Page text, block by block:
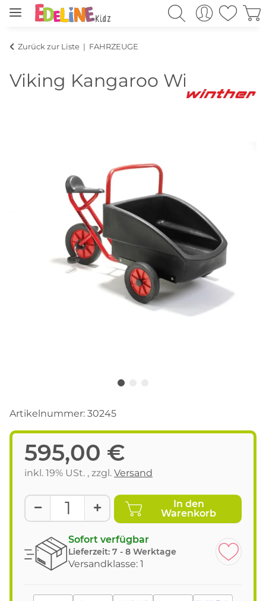
Zurück zur Liste FAHRZEUGE
Viking Kangaroo Winther
Artikelnummer: 30245
595,00 €
inkl. 19% USt. , zzgl. Versand
In den
Warenkorb
Sofort verfügbar
Lieferzeit: 7 - 8 Werktage
Versandklasse: 1